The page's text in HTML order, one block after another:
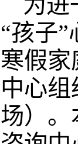
“孩子
寒假家
中心
场）。